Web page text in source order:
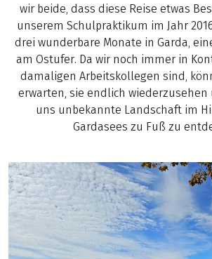
wir beide, dass diese Reise etwas
unserem Schulpraktikum im Jahr
drei wunderbare Monate in Garda,
am Ostufer. Da wir noch immer in
damaligen Arbeitskollegen sind,
erwarten, sie endlich
uns unbekannte Landschaft im
Gardasees zu Fuß zu